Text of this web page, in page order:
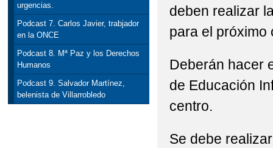
urgencias.
Podcast 7. Carlos Javier, trabjador
en la ONCE
Podcast 8. Mª Paz y los Derechos
Humanos
Podcast 9. Salvador Martínez,
belenista de Villarrobledo
deben realizar
para el próximo
Deberán hacer
de Educación
centro.
Se debe